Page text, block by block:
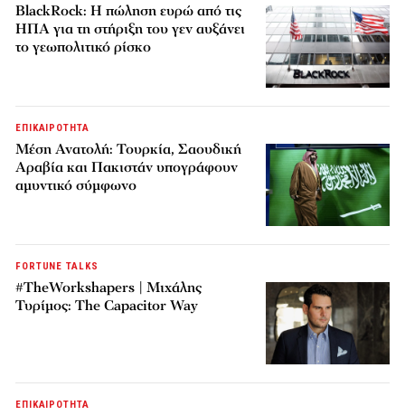
BlackRock: Η πώληση ευρώ από τις
ΗΠΑ για τη στήριξη του γεν αυξάνει
το γεωπολιτικό ρίσκο
ΕΠΙΚΑΙΡΟΤΗΤΑ
Μέση Ανατολή: Τουρκία, Σαουδική
Αραβία και Πακιστάν υπογράφουν
αμυντικό σύμφωνο
FORTUNE TALKS
#TheWorkshapers | Μιχάλης
Τυρίμος: The Capacitor Way
ΕΠΙΚΑΙΡΟΤΗΤΑ